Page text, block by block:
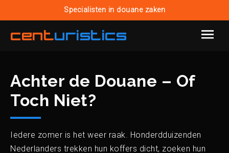
Specialisten in douane zaken
centuristics
Achter de Douane – Of
Toch Niet?
Iedere zomer is het weer raak. Honderdduizenden
Nederlanders trekken hun koffers dicht, zoeken hun